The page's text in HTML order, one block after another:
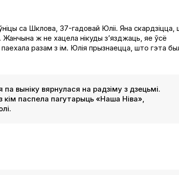
са Шклова, 37-гадовай Юліі. Яна скардзіцца,
ж не хацела нікуды з’язджаць, яе ўсё
разам з ім. Юлія прызнаецца, што гэта
выніку вярнулася на радзіму з дзецьмі.
кім паспела пагутарыць «Наша Ніва»,